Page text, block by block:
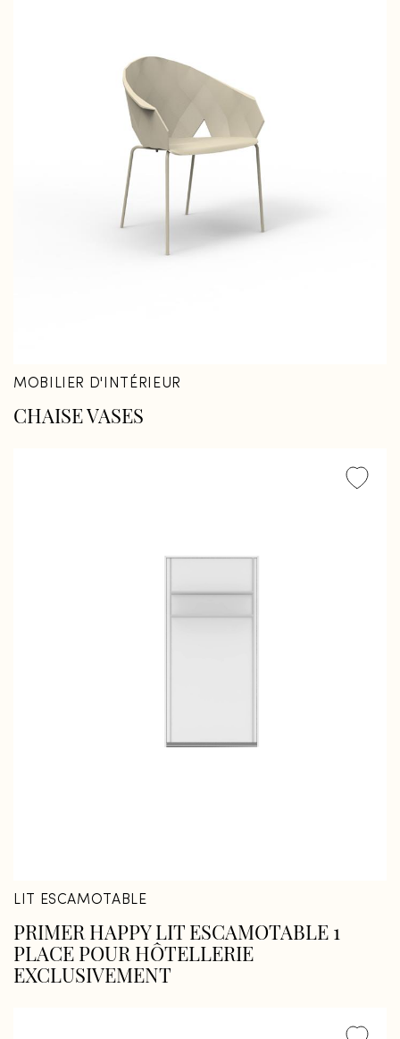
MOBILIER D'INTÉRIEUR
CHAISE VASES
LIT ESCAMOTABLE
PRIMER HAPPY LIT ESCAMOTABLE 1
PLACE POUR HÔTELLERIE
EXCLUSIVEMENT